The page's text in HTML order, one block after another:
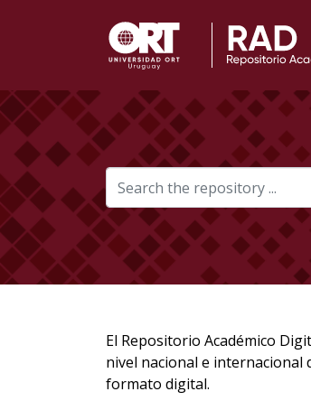
El Repositorio Académico
nivel nacional e internacional
formato digital.